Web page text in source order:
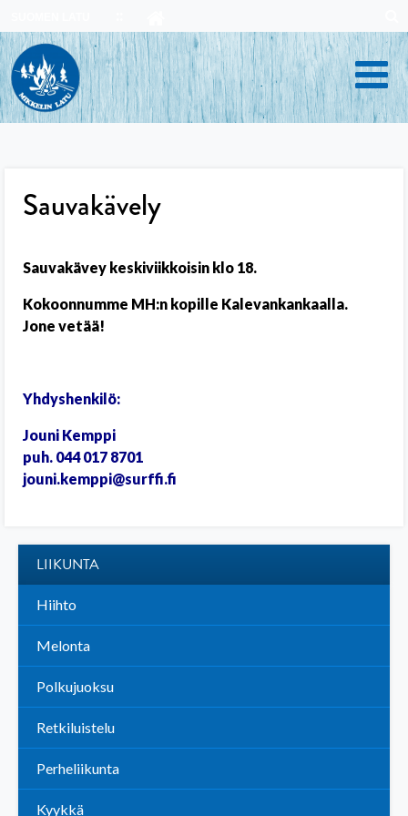
to
content
Sauvakävely
Sauvakävey keskiviikkoisin klo 18.
Kokoonnumme MH:n kopille Kalevankankaalla.
Jone vetää!
Yhdyshenkilö:
Jouni Kemppi
puh. 044 017 8701
jouni.kemppi@surffi.fi
LIIKUNTA
Hiihto
Melonta
Polkujuoksu
Retkiluistelu
Perheliikunta
Kyykkä